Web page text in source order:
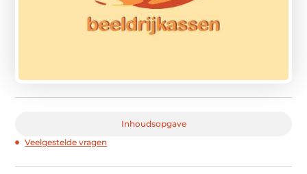
Inhoudsopgave
Veelgestelde vragen